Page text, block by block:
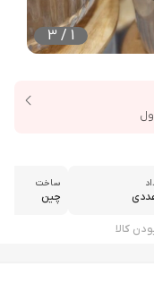
1
/
3
ساخت
چین
کالا